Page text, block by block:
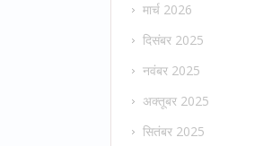
मार्च 2026
दिसंबर 2025
नवंबर 2025
अक्तूबर 2025
सितंबर 2025